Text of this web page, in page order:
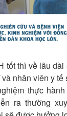
tốt thì về lâu
nhân viên y
thực
ra thường